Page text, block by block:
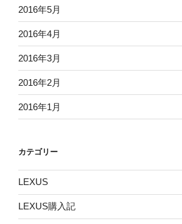
2016年5月
2016年4月
2016年3月
2016年2月
2016年1月
カテゴリー
LEXUS
LEXUS購入記